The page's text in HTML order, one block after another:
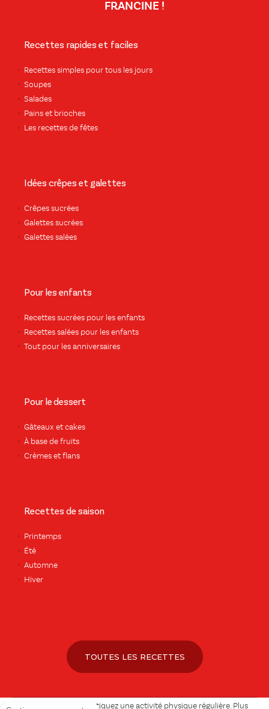
FRANCINE !
Recettes rapides et faciles
Recettes simples pour tous les jours
Soupes
Salades
Pains et brioches
Les recettes de fêtes
Idées crêpes et galettes
Crêpes sucrées
Galettes sucrées
Galettes salées
Pour les enfants
Recettes sucrées pour les enfants
Recettes salées pour les enfants
Tout pour les anniversaires
Pour le dessert
Gâteaux et cakes
À base de fruits
Crèmes et flans
Recettes de saison
Printemps
Été
Automne
Hiver
TOUTES LES RECETTES
Pour votre santé, pratiquez une activité physique régulière. Plus